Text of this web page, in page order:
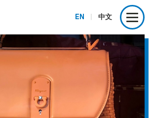
EN 中文